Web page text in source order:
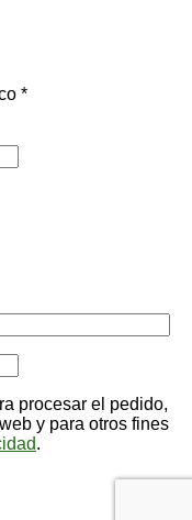
*
procesar el pedido,
y para otros fines
.